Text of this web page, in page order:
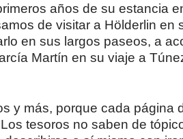
años de su estancia
de visitar a Hölderlin en
en sus largos paseos, a
Martín en su viaje a
y más, porque cada página
tesoros no saben de